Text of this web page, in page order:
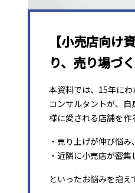
【小売店向け
り、売り場づく
本資料では、15年に
コンサルタントが、
様に愛される店舗を作
・売り上げが伸び悩
・近隣に小売店が密
といったお悩みを抱え